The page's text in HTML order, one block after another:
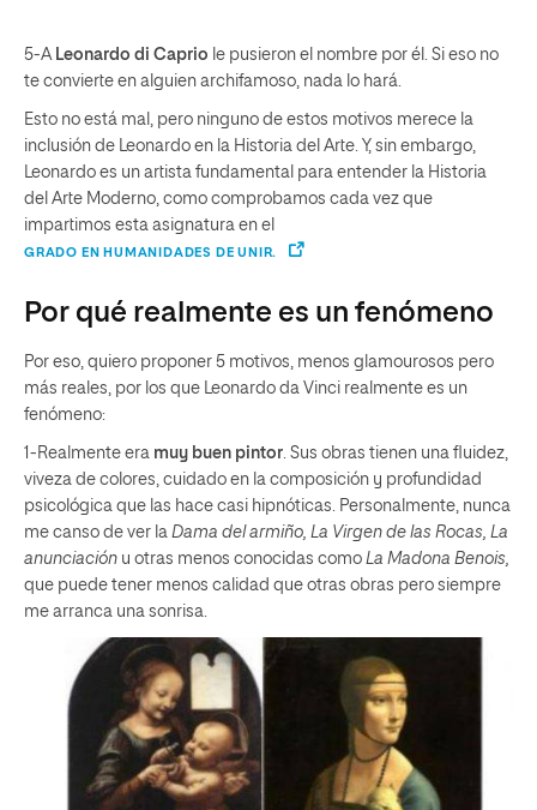
5-A Leonardo di Caprio le pusieron el nombre por él. Si eso no
te convierte en alguien archifamoso, nada lo hará.
Esto no está mal, pero ninguno de estos motivos merece la
inclusión de Leonardo en la Historia del Arte. Y, sin embargo,
Leonardo es un artista fundamental para entender la Historia
del Arte Moderno, como comprobamos cada vez que
impartimos esta asignatura en el
GRADO EN HUMANIDADES DE UNIR.
Por qué realmente es un fenómeno
Por eso, quiero proponer 5 motivos, menos glamourosos pero
más reales, por los que Leonardo da Vinci realmente es un
fenómeno:
1-Realmente era muy buen pintor. Sus obras tienen una fluidez,
viveza de colores, cuidado en la composición y profundidad
psicológica que las hace casi hipnóticas. Personalmente, nunca
me canso de ver la Dama del armiño, La Virgen de las Rocas, La
anunciación u otras menos conocidas como La Madona Benois,
que puede tener menos calidad que otras obras pero siempre
me arranca una sonrisa.